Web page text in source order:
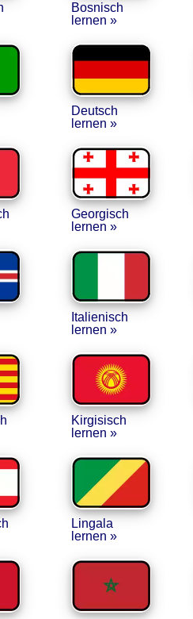
Bosnisch
lernen »
Deutsch
lernen »
Georgisch
lernen »
Italienisch
lernen »
Kirgisisch
lernen »
Lingala
lernen »